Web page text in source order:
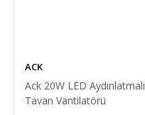
ACK
Ack 20W LED Aydınlatmalı
Tavan Vantilatörü